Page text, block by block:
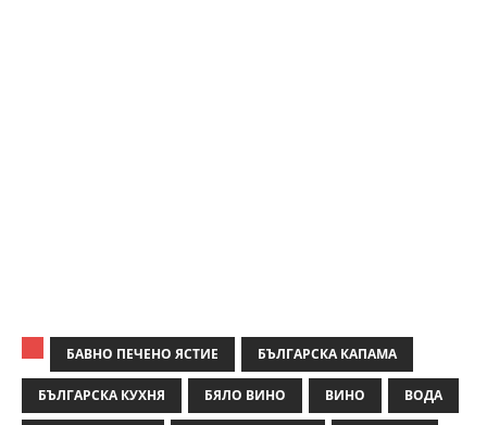
БАВНО ПЕЧЕНО ЯСТИЕ БЪЛГАРСКА КАПАМА
БЪЛГАРСКА КУХНЯ БЯЛО ВИНО ВИНО ВОДА